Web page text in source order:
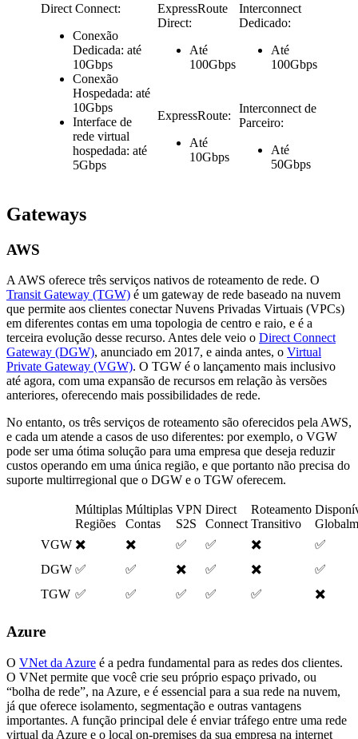
Direct Connect:
Conexão
Dedicada: até
10Gbps
Conexão
Hospedada: até
10Gbps
Interface de
rede virtual
hospedada: até
5Gbps
ExpressRoute
Direct:
Até
100Gbps
Interconnect
Dedicado:
Até
100Gbps
ExpressRoute:
Até
10Gbps
Interconnect de
Parceiro:
Até
50Gbps
Gateways
AWS
A AWS oferece três serviços nativos de roteamento de rede. O
Transit Gateway (TGW) é um gateway de rede baseado na nuvem
que permite aos clientes conectar Nuvens Privadas Virtuais (VPCs)
em diferentes contas em uma topologia de centro e raio, e é a
terceira evolução desse recurso. Antes dele veio o Direct Connect
Gateway (DGW), anunciado em 2017, e ainda antes, o Virtual
Private Gateway (VGW). O TGW é o lançamento mais inclusivo
até agora, com uma expansão de recursos em relação às versões
anteriores, oferecendo mais possibilidades de rede.
No entanto, os três serviços de roteamento são oferecidos pela AWS,
e cada um atende a casos de uso diferentes: por exemplo, o VGW
pode ser uma ótima solução para uma empresa que deseja reduzir
custos operando em uma única região, e que portanto não precisa do
suporte multirregional que o DGW e o TGW oferecem.
Múltiplas
Regiões
Múltiplas
Contas
VPN
S2S
Direct
Connect
Roteamento
Transitivo
VGW ✖️ ✖️ ✅ ✅ ✖️
✅
DGW ✅ ✅ ✖️ ✅ ✖️
✅
TGW ✅ ✅ ✅ ✅ ✅ ✖️
Azure
O VNet da Azure é a pedra fundamental para as redes dos clientes.
O VNet permite que você crie seu próprio espaço privado, ou
“bolha de rede”, na Azure, e é essencial para a sua rede na nuvem,
já que oferece isolamento, segmentação e outras vantagens
importantes. A função principal dele é enviar tráfego entre uma rede
virtual da Azure e o local on-premises da sua empresa na internet